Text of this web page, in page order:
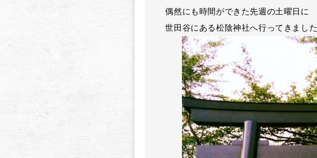
偶然にも時間ができた先週の土曜日に
世田谷にある松陰神社へ行ってきました